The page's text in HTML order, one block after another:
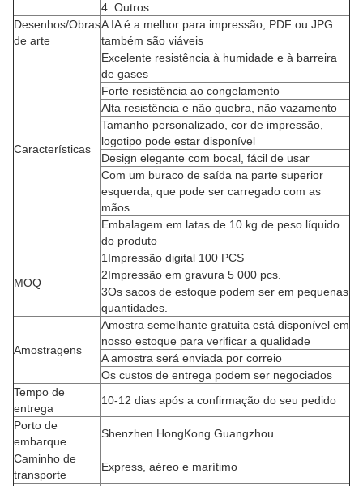
4. Outros
Desenhos/Obras
de arte
A IA é a melhor para impressão, PDF ou JPG
também são viáveis
Características
Excelente resistência à humidade e à barreira
de gases
Forte resistência ao congelamento
Alta resistência e não quebra, não vazamento
Tamanho personalizado, cor de impressão,
logotipo pode estar disponível
Design elegante com bocal, fácil de usar
Com um buraco de saída na parte superior
esquerda, que pode ser carregado com as
mãos
Embalagem em latas de 10 kg de peso líquido
do produto
MOQ
1Impressão digital 100 PCS
2Impressão em gravura 5 000 pcs.
3Os sacos de estoque podem ser em pequenas
quantidades.
Amostragens
Amostra semelhante gratuita está disponível em
nosso estoque para verificar a qualidade
A amostra será enviada por correio
Os custos de entrega podem ser negociados
Tempo de
entrega
10-12 dias após a confirmação do seu pedido
Porto de
embarque
Shenzhen HongKong Guangzhou
Caminho de
transporte
Express, aéreo e marítimo